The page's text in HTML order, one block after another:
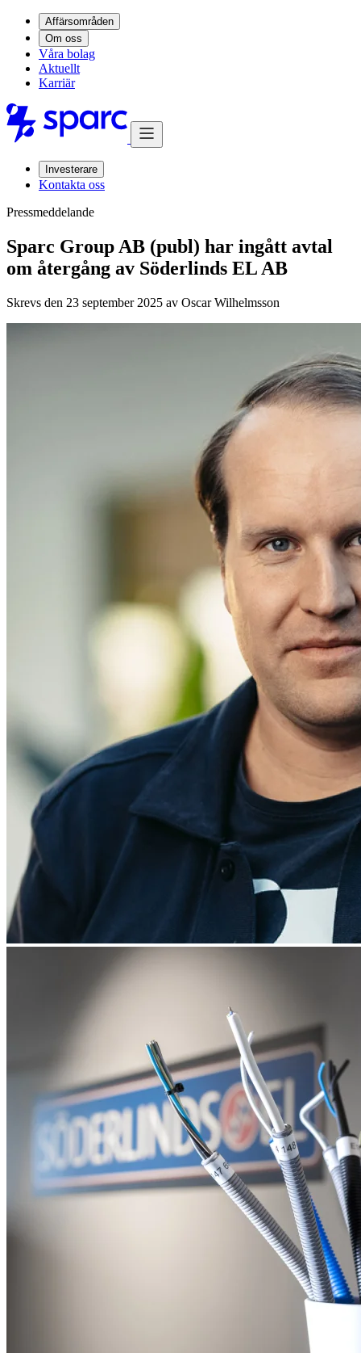
Affärsområden
Om oss
Våra bolag
Aktuellt
Karriär
Investerare
Kontakta oss
Pressmeddelande
Sparc Group AB (publ) har ingått avtal
om återgång av Söderlinds EL AB
Skrevs den 23 september 2025 av Oscar Wilhelmsson